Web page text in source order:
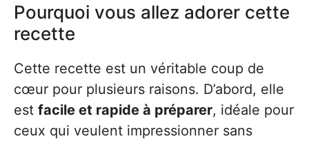
Pourquoi vous allez adorer cette
recette
Cette recette est un véritable coup de
cœur pour plusieurs raisons. D’abord, elle
est facile et rapide à préparer, idéale pour
ceux qui veulent impressionner sans